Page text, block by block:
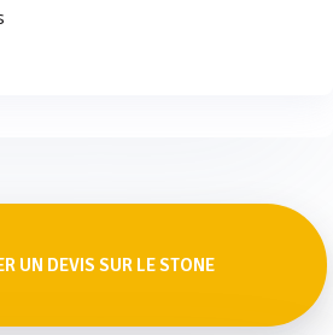
UN DEVIS SUR LE STONE